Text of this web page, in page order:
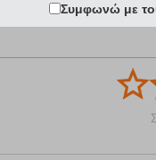
Συμφωνώ με